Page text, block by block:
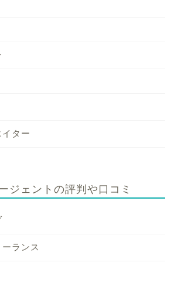
ター
ジェントの評判や口コミ
ランス